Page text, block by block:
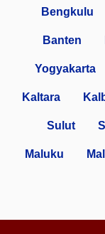
Bengkulu
Banten
Yogyakarta
Kaltara
Sulut
Maluku